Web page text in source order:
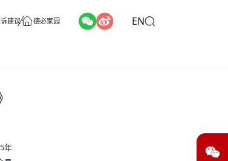
建议 德必家园 EN
年